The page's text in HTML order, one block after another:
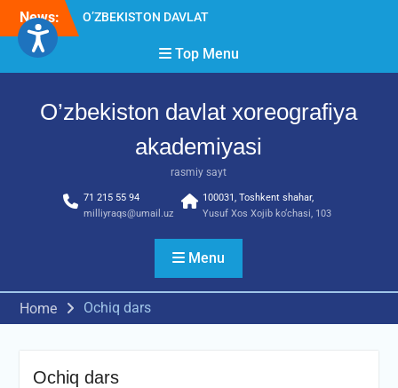
Skip
content
News:
O’ZBEKISTON DAVLAT
AKADEMIYASIDA
о‘tkazilgan kasbiy (ijodiy)
Diqqat e’lon!
imtihon jarayonlari
Top Menu
O’zbekiston davlat xoreografiya
akademiyasi
rasmiy sayt
71 215 55 94
milliyraqs@umail.uz
100031, Toshkent shahar,
Yusuf Xos Xojib ko‘chasi, 103
Menu
Home Ochiq dars
Ochiq dars